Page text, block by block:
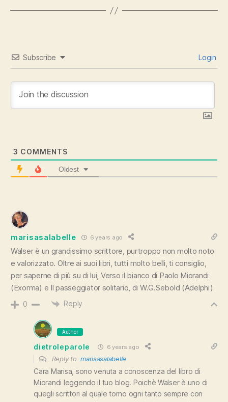
Subscribe Login
3 COMMENTS
Oldest
marisasalabelle 6 years ago
Walser è un grandissimo scrittore, purtroppo non molto noto
e valorizzato. Oltre ai suoi libri, tutti molto belli, ti consiglio,
per saperne di più su di lui, Verso il bianco di Paolo Miorandi
(Exorma) e Il passeggiator solitario, di W.G.Sebold (Adelphi)
0 Reply
Author
dietroleparole 6 years ago
Reply tomarisasalabelle
Cara Marisa, sono venuta a conoscenza del libro di
Miorandi leggendo il tuo blog. Poichè Walser è uno di
quegli scrittori al quale torno ogni tanto sempre con